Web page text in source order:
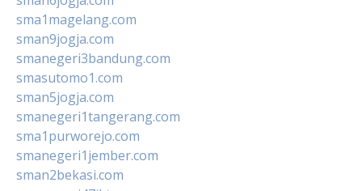
sma1magelang.com
sman9jogja.com
smanegeri3bandung.com
smasutomo1.com
sman5jogja.com
smanegeri1tangerang.com
sma1purworejo.com
smanegeri1jember.com
sman2bekasi.com